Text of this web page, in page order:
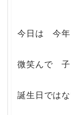
今日は 今年
微笑んで 子
誕生日では